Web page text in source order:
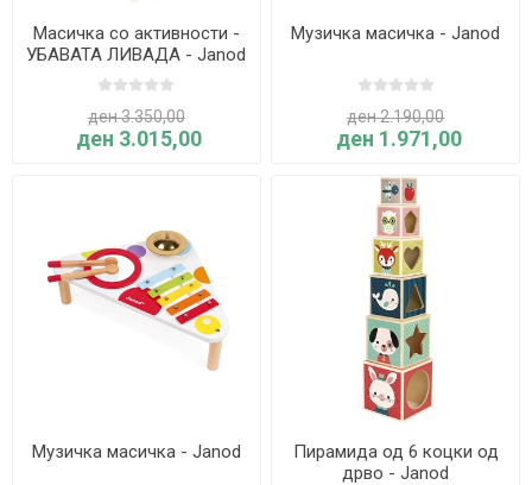
Масичка со активности -
УБАВАТА ЛИВАДА - Janod
ден 3.350,00
ден 3.015,00
Музичка масичка - Janod
ден 2.190,00
ден 1.971,00
Музичка масичка - Janod
Пирамида од 6 коцки од
дрво - Janod